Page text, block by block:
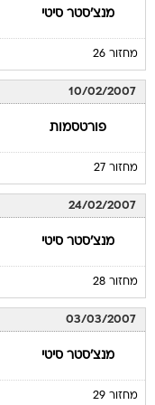
מנצ'סטר סיטי
מחזור 26
10/02/2007
פורטסמות
מחזור 27
24/02/2007
מנצ'סטר סיטי
מחזור 28
03/03/2007
מנצ'סטר סיטי
מחזור 29